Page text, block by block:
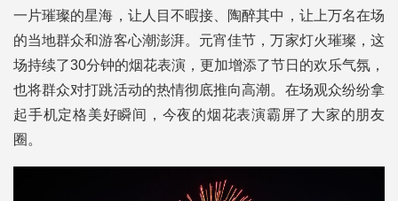
一片璀璨的星海，让人目不暇接、陶醉其中，让上万名在场
的当地群众和游客心潮澎湃。元宵佳节，万家灯火璀璨，这
场持续了30分钟的烟花表演，更加增添了节日的欢乐气氛，
也将群众对打跳活动的热情彻底推向高潮。在场观众纷纷拿
起手机定格美好瞬间，今夜的烟花表演霸屏了大家的朋友
圈。